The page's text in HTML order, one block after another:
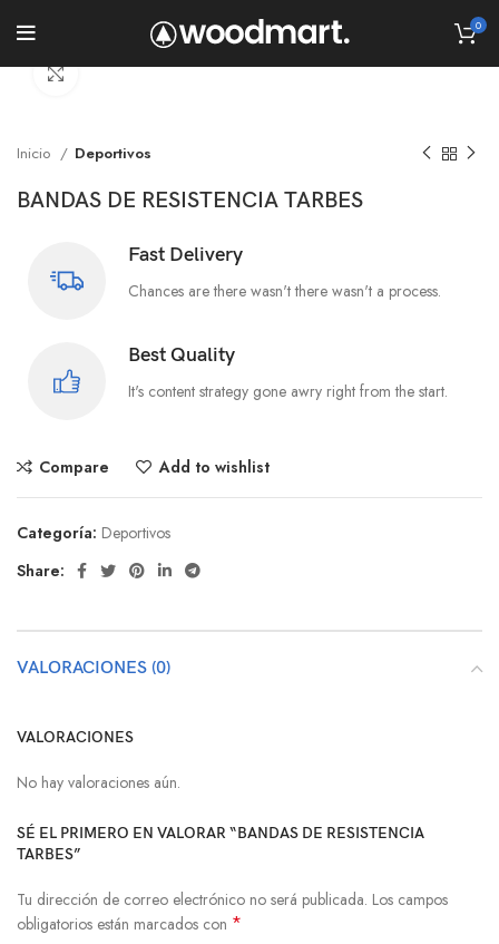
0
Click to enlarge
Inicio Deportivos
BANDAS DE RESISTENCIA TARBES
Fast Delivery
Chances are there wasn't there wasn't a process.
Best Quality
It's content strategy gone awry right from the start.
Compare Add to wishlist
Categoría: Deportivos
Share:
VALORACIONES (0)
VALORACIONES
No hay valoraciones aún.
SÉ EL PRIMERO EN VALORAR “BANDAS DE RESISTENCIA
TARBES”
Tu dirección de correo electrónico no será publicada. Los campos
obligatorios están marcados con *